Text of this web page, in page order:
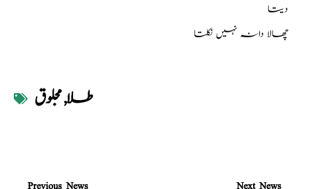
دیتا
چھالا دانہ نہیں نکلتا
طلا,مجلوق